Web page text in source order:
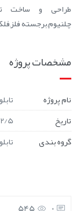
طراحی و ساخت
چلنیوم,برجسته
مشخصات پروژه
نام پروژه
تاریخ
2/5
گروه بندی